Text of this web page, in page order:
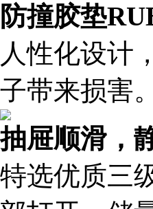
防撞胶垫
人性化设计
子带来损害。
抽屉顺滑，
特选优质三